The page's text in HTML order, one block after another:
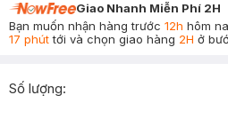
Giao Nhanh Miễn Phí 2H
Bạn muốn nhận hàng trước 12h hôm
17 phúttới và chọn giao hàng 2H ở
Số lượng: